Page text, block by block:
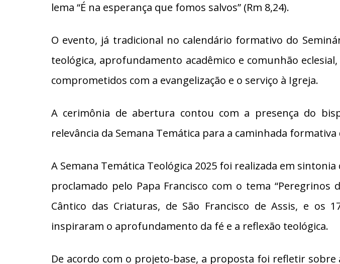
lema “É na esperança que fomos salvos” (Rm 8,24).
O evento, já tradicional no calendário formativo do
teológica, aprofundamento acadêmico e comunhão
comprometidos com a evangelização e o serviço à Igreja.
A cerimônia de abertura contou com a presença do
relevância da Semana Temática para a caminhada
A Semana Temática Teológica 2025 foi realizada em
proclamado pelo Papa Francisco com o tema
Cântico das Criaturas, de São Francisco de Assis, e os
inspiraram o aprofundamento da fé e a reflexão teológica.
De acordo com o projeto-base, a proposta foi refletir